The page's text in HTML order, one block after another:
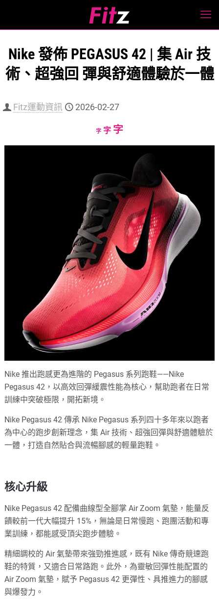
Nike 發佈 PEGASUS 42 | 集 Air 技
術、超強回 彈與舒適體驗於一體
Fitz運動資訊 2026-02-27
字Decrease
字Reset
字Increase
size.
Nike 推出跑感更為進階的 Pegasus 系列跑鞋——Nike
Pegasus 42，以高效回彈緩震性能為核心，幫助跑者在日常
訓練中突破極限，開拓新境。
Nike Pegasus 42 傳承 Nike Pegasus 系列四十多年來以跑者
為中心的跑步創新理念，集 Air 技術、超強回彈與舒適體驗於
一體，打造自然貼合與流暢腳感的輕量跑鞋。
核心升級
Nike Pegasus 42 配備曲線型全腳掌 Air Zoom 氣墊，能量反
饋較前一代大幅提升 15%，無論是日常慢跑、跑團活動和專
業訓練，都能感受頂尖跑步體驗。
精細調校的 Air 氣墊帶來強勁推進感，既有 Nike 傳奇競速跑
鞋的特質，又適合日常路跑。此外，為靈敏回彈性能配置的
Air Zoom 氣墊，賦予 Pegasus 42 更彈性、具推進力的腳感
與爆發力。